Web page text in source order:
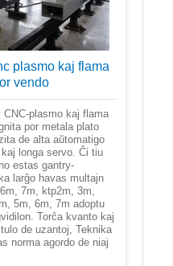
plasmo kaj flama
vendo
CNC-plasmo kaj flama
por metala plato
de alta aŭtomatigo
longa servo. Ĉi tiu
estas gantry-
larĝo havas multajn
7m, ktp2m, 3m,
5m, 6m, 7m adoptu
Torĉa kvanto kaj
de uzantoj, Teknika
norma agordo de niaj